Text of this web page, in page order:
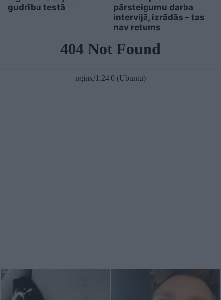
gudrību testā
pārsteigumu darba
intervijā, izrādās – tas
nav retums